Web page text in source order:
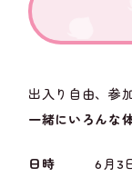
出入り自由、参
一緒にいろんな
日時 6月3日